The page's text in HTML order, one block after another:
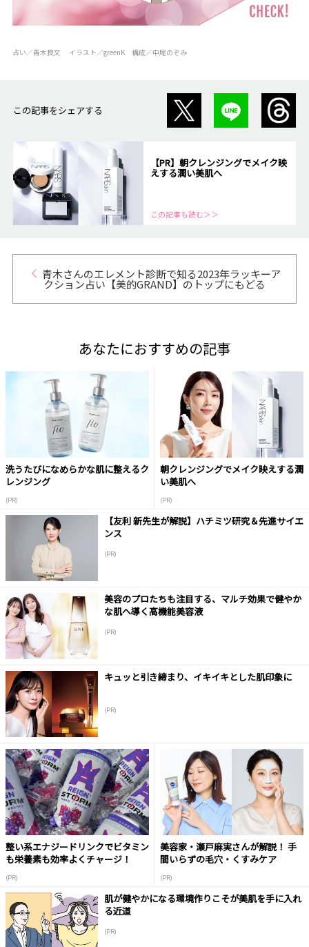
占い／青木良文 イラスト／greenK 構成／中尾のぞみ
この記事をシェアする
【PR】朝クレンジングでメイク映
えする潤い美肌へ
この記事も読む＞＞
青木さんのエレメント診断で知る2023年ラッキーア
クション占い【美的GRAND】のトップにもどる
あなたにおすすめの記事
洗うたびになめらかな肌に整えるク
レンジング
(PR)
朝クレンジングでメイク映えする潤
い美肌へ
(PR)
【友利 新先生が解説】ハチミツ研究＆先進サイエ
ンス
(PR)
美容のプロたちも注目する、マルチ効果で健やか
な肌へ導く高機能美容液
(PR)
キュッと引き締まり、イキイキとした肌印象に
(PR)
整い系エナジードリンクでビタミン
も栄養素も効率よくチャージ！
(PR)
美容家・瀬戸麻実さんが解説！ 手
間いらずの毛穴・くすみケア
(PR)
肌が健やかになる環境作りこそが美肌を手に入れ
る近道
(PR)